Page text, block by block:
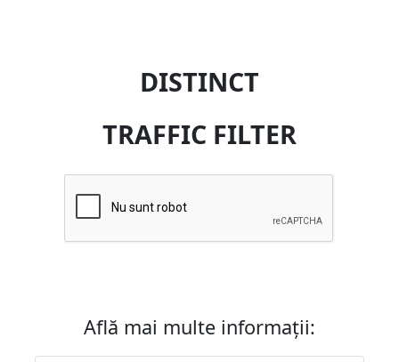
DISTINCT
TRAFFIC FILTER
Află mai multe informații: